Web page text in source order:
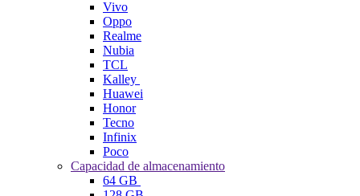
Vivo
Oppo
Realme
Nubia
TCL
Kalley
Huawei
Honor
Tecno
Infinix
Poco
Capacidad de almacenamiento
64 GB